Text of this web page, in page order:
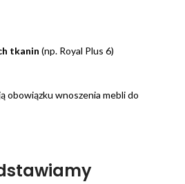
tkanin (np. Royal Plus 6)
obowiązku wnoszenia mebli do